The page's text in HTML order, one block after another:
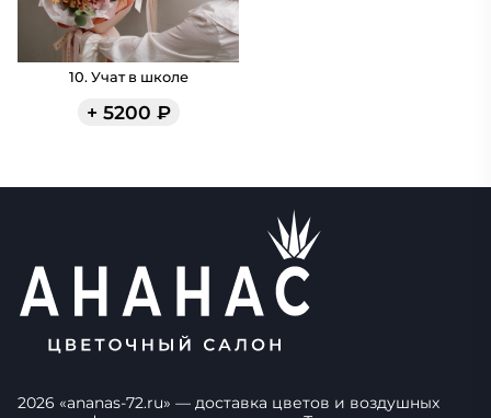
10. Учат в школе
+ 5200 ₽
2026 «ananas-72.ru» — доставка цветов и воздушных